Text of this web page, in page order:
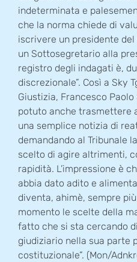
indeterminata e
che la norma chiede di
iscrivere un presidente
un Sottosegretario alla
registro degli indagati è,
discrezionale”. Così a Sky
Giustizia, Francesco Paolo
potuto anche trasmettere
una semplice notizia di
demandando al Tribunale
scelto di agire altrimenti,
rapidità. L’impressione è
abbia dato adito e
diventa, ahimè, sempre
momento le scelte della
fatto che si sta cercando
giudiziario nella sua parte
costituzionale”. (Mon/